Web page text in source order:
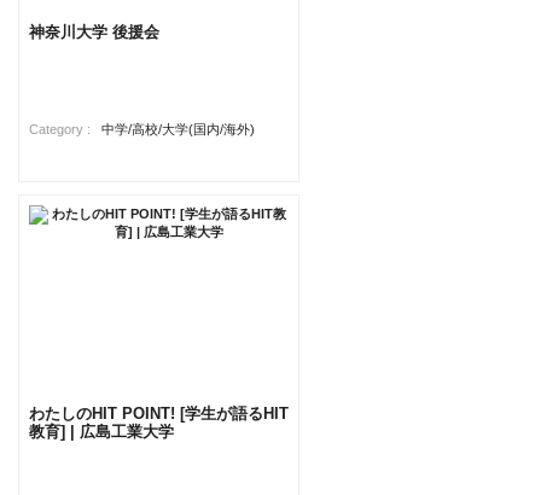
神奈川大学 後援会
Category : 中学/高校/大学(国内/海外)
わたしのHIT POINT! [学生が語るHIT
教育] | 広島工業大学